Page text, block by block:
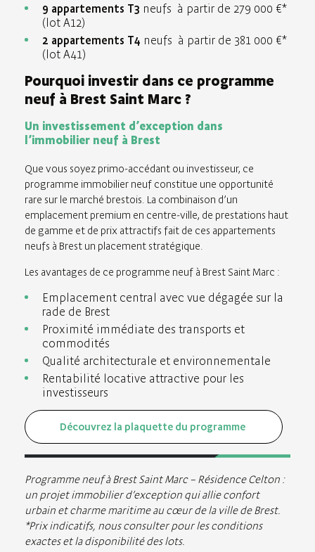
9 appartements T3 neufs à partir de 279 000 €*
(lot A12)
2 appartements T4 neufs à partir de 381 000 €*
(lot A41)
Pourquoi investir dans ce programme
neuf à Brest Saint Marc ?
Un investissement d’exception dans
l’immobilier neuf à Brest
Que vous soyez primo-accédant ou investisseur, ce
programme immobilier neuf constitue une opportunité
rare sur le marché brestois. La combinaison d’un
emplacement premium en centre-ville, de prestations haut
de gamme et de prix attractifs fait de ces appartements
neufs à Brest un placement stratégique.
Les avantages de ce programme neuf à Brest Saint Marc :
Emplacement central avec vue dégagée sur la
rade de Brest
Proximité immédiate des transports et
commodités
Qualité architecturale et environnementale
Rentabilité locative attractive pour les
investisseurs
Découvrez la plaquette du programme
Programme neuf à Brest Saint Marc – Résidence Celton :
un projet immobilier d’exception qui allie confort
urbain et charme maritime au cœur de la ville de Brest.
*Prix indicatifs, nous consulter pour les conditions
exactes et la disponibilité des lots.